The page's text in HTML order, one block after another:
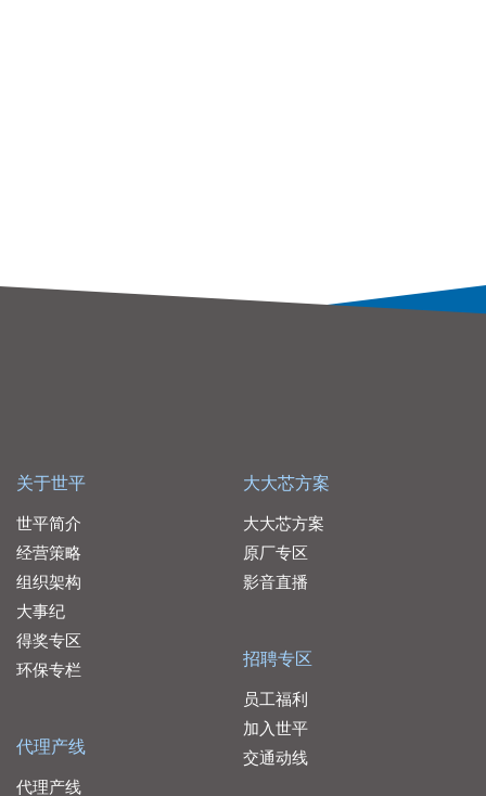
关于世平
世平简介
经营策略
组织架构
大事纪
得奖专区
环保专栏
代理产线
代理产线
大大芯方案
大大芯方案
原厂专区
影音直播
招聘专区
员工福利
加入世平
交通动线